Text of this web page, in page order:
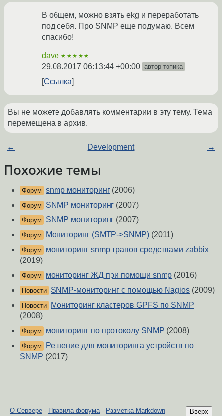
В общем, можно взять ekg и переработать
под себя. Про SNMP еще подумаю. Всем
спасибо!
dave ★★★★★
29.08.2017 06:13:44 +00:00 автор топика
Ссылка
Вы не можете добавлять комментарии в эту тему. Тема
перемещена в архив.
← Development →
Похожие темы
Форум snmp мониторинг (2006)
Форум SNMP мониторинг (2007)
Форум SNMP мониторинг (2007)
Форум Мониторинг (SMTP->SNMP) (2011)
Форум
мониторинг snmp трапов средствами zabbix
(2019)
Форум мониторинг ЖД при помощи snmp (2016)
Новости SNMP-мониторинг с помощью Nagios (2009)
Новости
Мониторинг кластеров GPFS по SNMP
(2008)
Форум мониторинг по протоколу SNMP (2008)
Форум
Решение для мониторинга устройств по
SNMP (2017)
Вверх
О Сервере - Правила форума- Разметка Markdown